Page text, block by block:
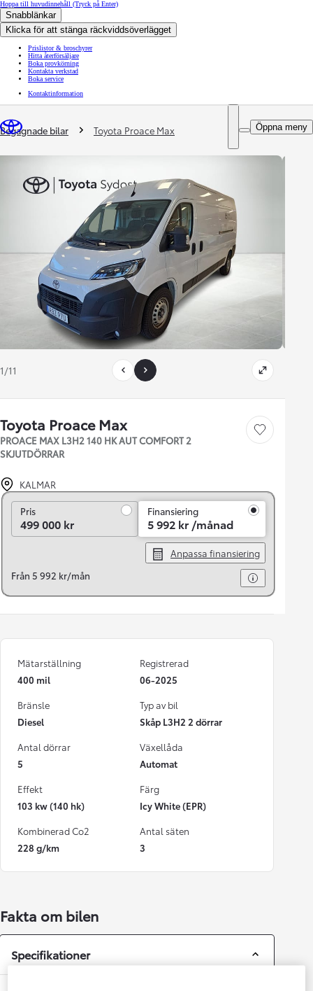
Hoppa till huvudinnehåll (Tryck på Enter)
Snabblänkar
Klicka för att stänga räckviddsöverlägget
Prislistor & broschyrer
Hitta återförsäljare
Boka provkörning
Kontakta verkstad
Boka service
Kontaktinformation
Öppna meny
You are here
Begagnade bilar Toyota Proace Max
1/11
Toyota Proace Max
PROACE MAX L3H2 140 HK AUT COMFORT 2
SKJUTDÖRRAR
Save car
KALMAR
PrisPris
499 000 kr
Finansiering
5 992 kr /månad
Anpassa finansiering
Från 5 992 kr/mån
Mätarställning
400 mil
Registrerad
06-2025
Bränsle
Diesel
Typ av bil
Skåp L3H2 2 dörrar
Antal dörrar
5
Växellåda
Automat
Effekt
103 kw (140 hk)
Färg
Icy White (EPR)
Kombinerad Co2
228 g/km
Antal säten
3
Fakta om bilen
Specifikationer